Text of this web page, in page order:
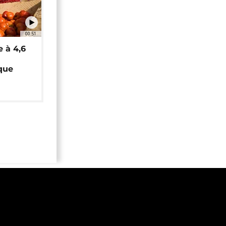
00:51
à 4,6